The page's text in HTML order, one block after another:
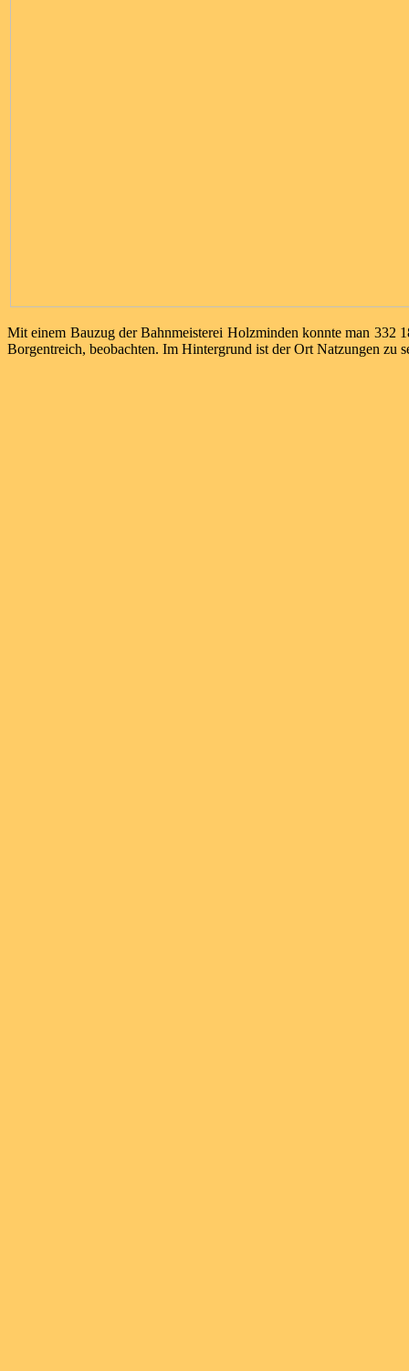
Mit einem Bauzug der Bahnmeisterei Holzminden konnte man 332
Borgentreich, beobachten. Im Hintergrund ist der Ort Natzungen zu